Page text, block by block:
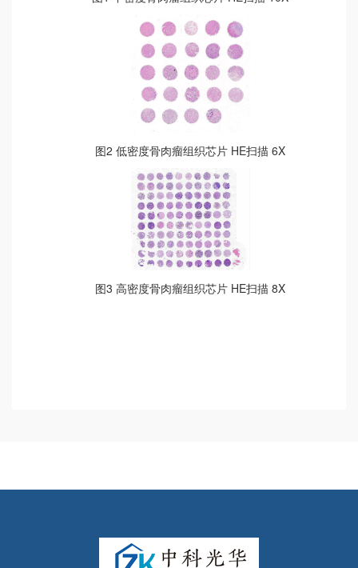
图2 低密度骨肉瘤组织芯片 HE扫描 6X
图3 高密度骨肉瘤组织芯片 HE扫描 8X